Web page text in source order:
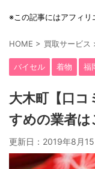
※この記事にはアフィリ
HOME > 買取サービス
バイセル 着物 福
大木町【口コ
すめの業者は
更新日： 2019年8月15